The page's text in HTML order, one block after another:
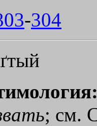
-304
; см.